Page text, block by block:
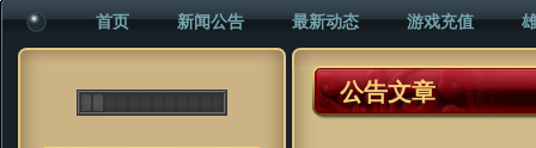
首页 新闻公告 最新动态 游戏充值
公告文章